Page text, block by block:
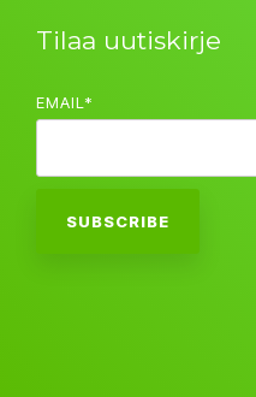
Tilaa uutiskirje
EMAIL *